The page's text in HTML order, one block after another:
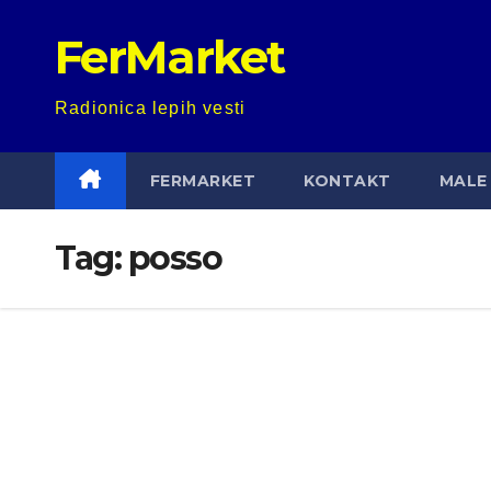
FerMarket
Radionica lepih vesti
FERMARKET KONTAKT MALE
Tag: posso